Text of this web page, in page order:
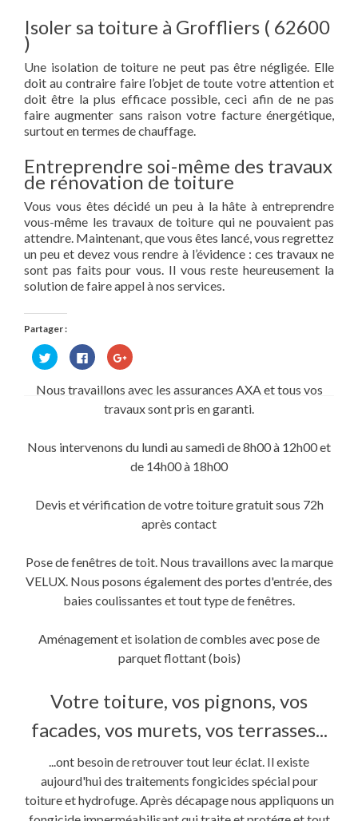
Isoler sa toiture à Groffliers ( 62600
)
Une isolation de toiture ne peut pas être négligée. Elle
doit au contraire faire l’objet de toute votre attention et
doit être la plus efficace possible, ceci afin de ne pas
faire augmenter sans raison votre facture énergétique,
surtout en termes de chauffage.
Entreprendre soi-même des travaux
de rénovation de toiture
Vous vous êtes décidé un peu à la hâte à entreprendre
vous-même les travaux de toiture qui ne pouvaient pas
attendre. Maintenant, que vous êtes lancé, vous regrettez
un peu et devez vous rendre à l’évidence : ces travaux ne
sont pas faits pour vous. Il vous reste heureusement la
solution de faire appel à nos services.
Partager :
Cliquez
pour
partager
Twitter(ouvre
Cliquez
pour
partager
sur
Facebook(ouvre
dans
une
Cliquez
pour
Google+
dans
fenêtre)
Nous travaillons avec les assurances AXA et tous vos
travaux sont pris en garanti.
Nous intervenons du lundi au samedi de 8h00 à 12h00 et
de 14h00 à 18h00
Devis et vérification de votre toiture gratuit sous 72h
après contact
Pose de fenêtres de toit. Nous travaillons avec la marque
VELUX. Nous posons également des portes d'entrée, des
baies coulissantes et tout type de fenêtres.
Aménagement et isolation de combles avec pose de
parquet flottant (bois)
Votre toiture, vos pignons, vos
facades, vos murets, vos terrasses...
...ont besoin de retrouver tout leur éclat. Il existe
aujourd'hui des traitements fongicides spécial pour
toiture et hydrofuge. Après décapage nous appliquons un